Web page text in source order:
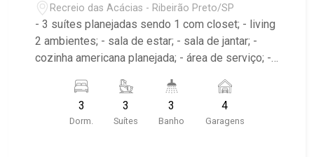
Recreio das Acácias - Ribeirão Preto/SP
- 3 suítes planejadas sendo 1 com closet; - living
2 ambientes; - sala de estar; - sala de jantar; -
cozinha americana planejada; - área de serviço; -
hidro; - 3 banheiros planejados com box e
espelho; - próximo ao Espaço Le Jardin, Yakin,
Espaço Pantanal RV - Condomínio com pet place,
3
Dorm.
3
Suítes
3
Banho
4
Garagens